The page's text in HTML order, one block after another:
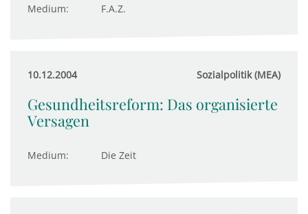
Medium: F.A.Z.
10.12.2004 Sozialpolitik (MEA)
Gesundheitsreform: Das organisierte
Versagen
Medium: Die Zeit